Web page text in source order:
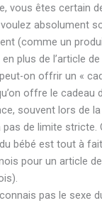
vous êtes certain
absolument
(comme un
plus de l’article
on offrir un «
offre le cadeau
souvent lors de
pas de limite
bébé est tout à
pour un article
pas le sexe